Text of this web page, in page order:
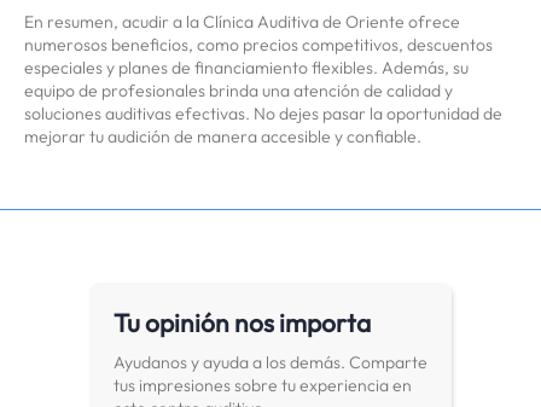
En resumen, acudir a la Clínica Auditiva de Oriente ofrece
numerosos beneficios, como precios competitivos, descuentos
especiales y planes de financiamiento flexibles. Además, su
equipo de profesionales brinda una atención de calidad y
soluciones auditivas efectivas. No dejes pasar la oportunidad de
mejorar tu audición de manera accesible y confiable.
Tu opinión nos importa
Ayudanos y ayuda a los demás. Comparte
tus impresiones sobre tu experiencia en